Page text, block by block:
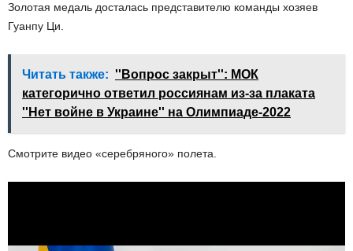
Золотая медаль досталась представителю команды хозяев
Гуанпу Ци.
Читать также: ''Вопрос закрыт'': МОК
категорично ответил россиянам из-за плаката
''Нет войне в Украине'' на Олимпиаде-2022
Смотрите видео «серебряного» полета.